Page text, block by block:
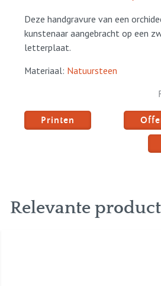
Deze handgravure van een
kunstenaar aangebracht op een
letterplaat.
Materiaal: Natuursteen
Printen
Relevante